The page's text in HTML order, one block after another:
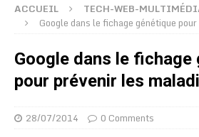
ACCUEIL TECH-WEB-
Google dans le fichage génétique
Google dans le fichage
pour prévenir les
28/07/2014 0 Comments